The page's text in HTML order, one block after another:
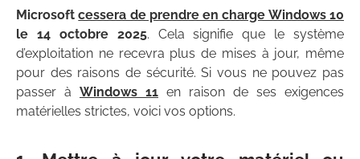
Microsoftcessera de prendre en charge Windows 10
le 14 octobre 2025. Cela signifie que le système
d’exploitation ne recevra plus de mises à jour, même
pour des raisons de sécurité. Si vous ne pouvez pas
passer à Windows 11 en raison de ses exigences
matérielles strictes, voici vos options.